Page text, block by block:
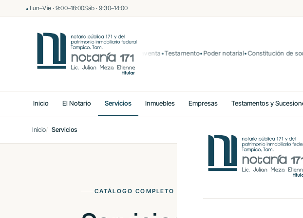
Lun–Vie · 9:00–18:00Sáb · 9:30–14:00
Compraventa Testamento Poder notarial Constitución de
Inicio El Notario Servicios Inmuebles Empresas Testamentos y
Inicio Servicios
CATÁLOGO COMPLETO